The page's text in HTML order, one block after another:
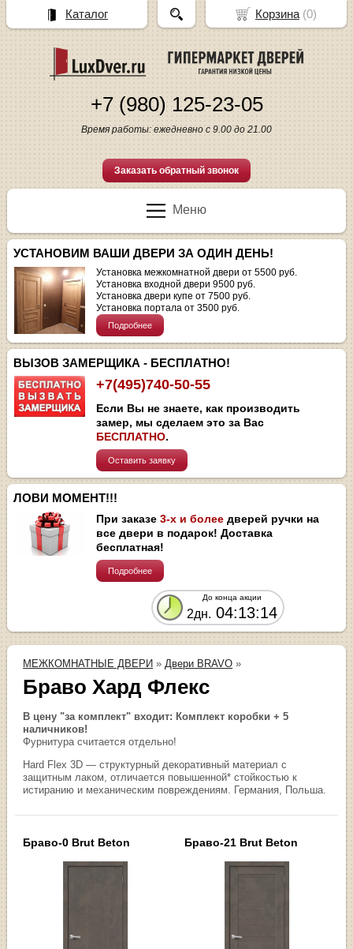
+7 (980) 125-23-05
Время работы: ежедневно с 9.00 до 21.00
Заказать обратный звонок
Меню
УСТАНОВИМ ВАШИ ДВЕРИ ЗА ОДИН ДЕНЬ!
Установка межкомнатной двери от 5500 руб.
Установка входной двери 9500 руб.
Установка двери купе от 7500 руб.
Установка портала от 3500 руб.
Подробнее
ВЫЗОВ ЗАМЕРЩИКА - БЕСПЛАТНО!
+7(495)740-50-55
Если Вы не знаете, как производить
замер, мы сделаем это за Вас
БЕСПЛАТНО.
Оставить заявку
ЛОВИ МОМЕНТ!!!
При заказе3-х и более дверей ручки на
все двери в подарок! Доставка
бесплатная!
Подробнее
До конца акции
2дн. 04:13:14
МЕЖКОМНАТНЫЕ ДВЕРИ » Двери BRAVO »
Браво Хард Флекс
В цену "за комплект" входит: Комплект коробки + 5
наличников!
Фурнитура считается отдельно!
Hard Flex 3D — структурный декоративный материал с
защитным лаком, отличается повышенной* стойкостью к
истиранию и механическим повреждениям. Германия, Польша.
Браво-0 Brut Beton Браво-21 Brut Beton
Корзина(0)
Каталог